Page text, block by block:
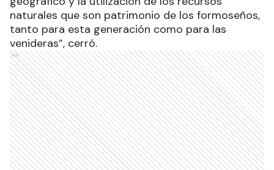
naturales que son patrimonio de los formoseños,
tanto para esta generación como para las
venideras”, cerró.
Ads